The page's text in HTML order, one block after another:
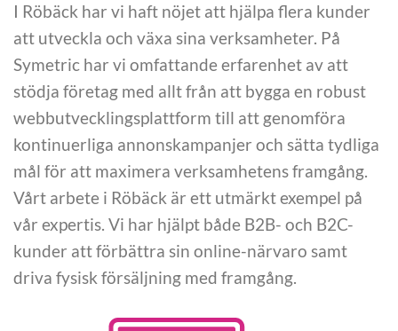
I Röbäck har vi haft nöjet att hjälpa flera kunder
att utveckla och växa sina verksamheter. På
Symetric har vi omfattande erfarenhet av att
stödja företag med allt från att bygga en robust
webbutvecklingsplattform till att genomföra
kontinuerliga annonskampanjer och sätta tydliga
mål för att maximera verksamhetens framgång.
Vårt arbete i Röbäck är ett utmärkt exempel på
vår expertis. Vi har hjälpt både B2B- och B2C-
kunder att förbättra sin online-närvaro samt
driva fysisk försäljning med framgång.